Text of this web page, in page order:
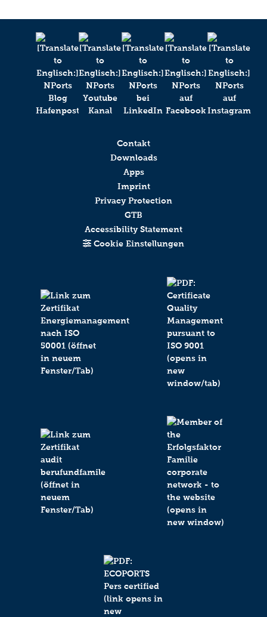
Contakt
Downloads
Apps
Imprint
Privacy Protection
GTB
Accessibility Statement
Cookie Einstellungen